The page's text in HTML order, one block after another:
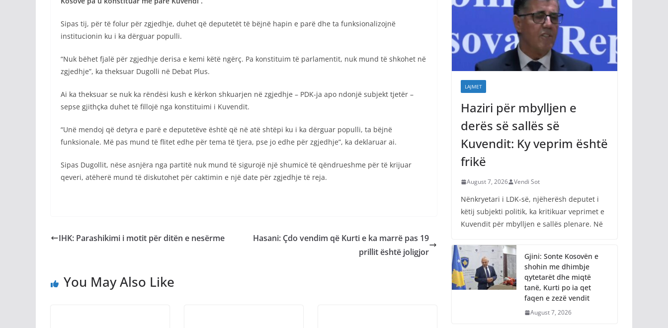
Sipas tij, për të folur për zgjedhje, duhet që deputetët të bëjnë hapin e parë dhe ta funksionalizojnë
institucionin ku i ka dërguar populli.
“Nuk bëhet fjalë për zgjedhje derisa e kemi këtë ngërç. Pa konstituim të parlamentit, nuk mund të shkohet në
zgjedhje”, ka theksuar Dugolli në Debat Plus.
Ai ka theksuar se nuk ka rëndësi kush e kërkon shkuarjen në zgjedhje – PDK-ja apo ndonjë subjekt tjetër –
sepse gjithçka duhet të fillojë nga konstituimi i Kuvendit.
“Unë mendoj që detyra e parë e deputetëve është që në atë shtëpi ku i ka dërguar populli, ta bëjnë
funksionale. Më pas mund të flitet edhe për tema të tjera, pse jo edhe për zgjedhje”, ka deklaruar ai.
Sipas Dugollit, nëse asnjëra nga partitë nuk mund të sigurojë një shumicë të qëndrueshme për të krijuar
qeveri, atëherë mund të diskutohet për caktimin e një date për zgjedhje të reja.
IHK: Parashikimi i motit për ditën e nesërme
Hasani: Çdo vendim që Kurti e ka marrë pas 19
prillit është joligjor
You May Also Like
LAJMET
Haziri për mbylljen e
derës së sallës së
Kuvendit: Ky veprim është
frikë
August 7, 2026 Vendi Sot
Nënkryetari i LDK-së, njëherësh deputet i
këtij subjekti politik, ka kritikuar veprimet e
Kuvendit për mbylljen e sallës plenare. Në
Gjini: Sonte Kosovën e
shohin me dhimbje
qytetarët dhe miqtë
tanë, Kurti po ia qet
faqen e zezë vendit
August 7, 2026